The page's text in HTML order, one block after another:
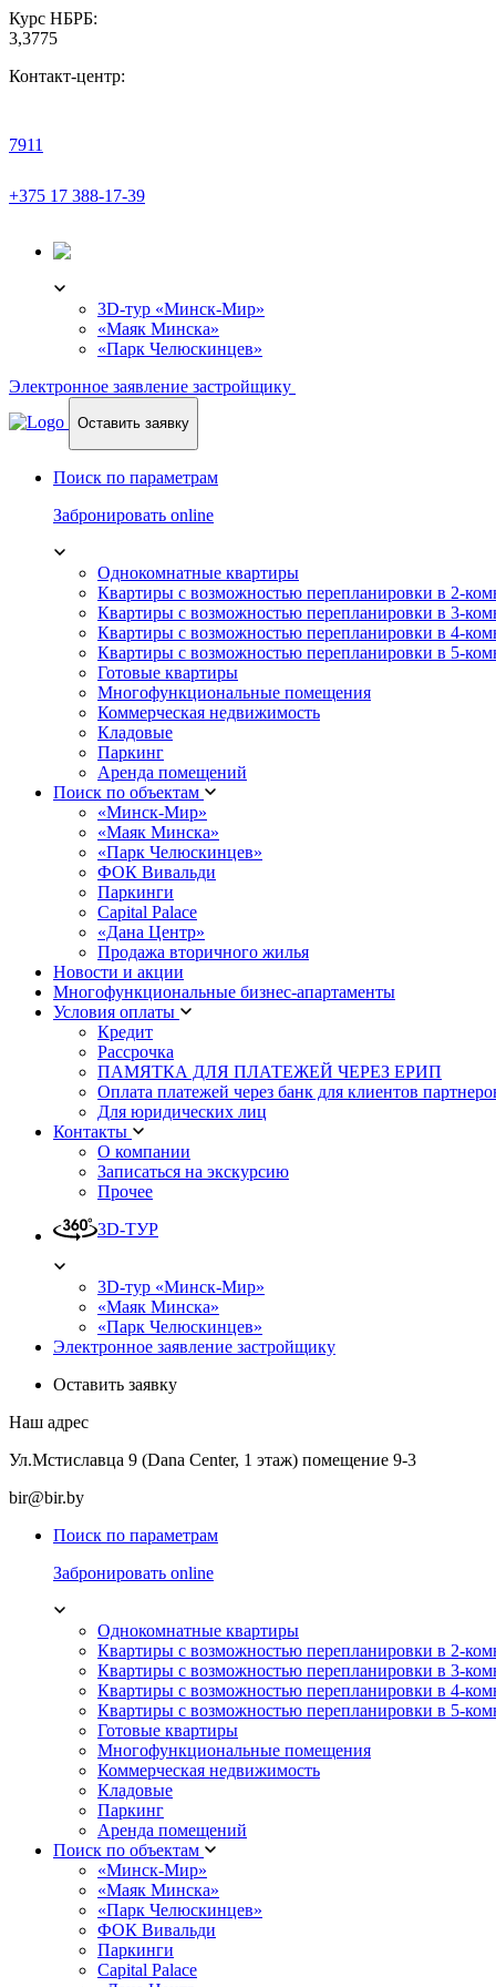
Курс НБРБ:
3,3775
Контакт-центр:
7911
+375 17 388-17-39
3D-тур «Минск-Мир»
«Маяк Минска»
«Парк Челюскинцев»
Электронное заявление застройщику
Оставить заявку
Поиск по параметрам
Забронировать online
Однокомнатные квартиры
Квартиры с возможностью перепланировки в 2-
Квартиры с возможностью перепланировки в 3-
Квартиры с возможностью перепланировки в 4-
Квартиры с возможностью перепланировки в 5-
Готовые квартиры
Многофункциональные помещения
Коммерческая недвижимость
Кладовые
Паркинг
Аренда помещений
Поиск по объектам
«Минск-Мир»
«Маяк Минска»
«Парк Челюскинцев»
ФОК Вивальди
Паркинги
Capital Palace
«Дана Центр»
Продажа вторичного жилья
Новости и акции
Многофункциональные бизнес-апартаменты
Условия оплаты
Кредит
Рассрочка
ПАМЯТКА ДЛЯ ПЛАТЕЖЕЙ ЧЕРЕЗ ЕРИП
Оплата платежей через банк для клиентов
Для юридических лиц
Контакты
О компании
Записаться на экскурсию
Прочее
3D-ТУР
3D-тур «Минск-Мир»
«Маяк Минска»
«Парк Челюскинцев»
Электронное заявление застройщику
Оставить заявку
Наш адрес
Ул.Мстиславца 9 (Dana Center, 1 этаж) помещение 9-3
bir@bir.by
Поиск по параметрам
Забронировать online
Однокомнатные квартиры
Квартиры с возможностью перепланировки в 2-
Квартиры с возможностью перепланировки в 3-
Квартиры с возможностью перепланировки в 4-
Квартиры с возможностью перепланировки в 5-
Готовые квартиры
Многофункциональные помещения
Коммерческая недвижимость
Кладовые
Паркинг
Аренда помещений
Поиск по объектам
«Минск-Мир»
«Маяк Минска»
«Парк Челюскинцев»
ФОК Вивальди
Паркинги
Capital Palace